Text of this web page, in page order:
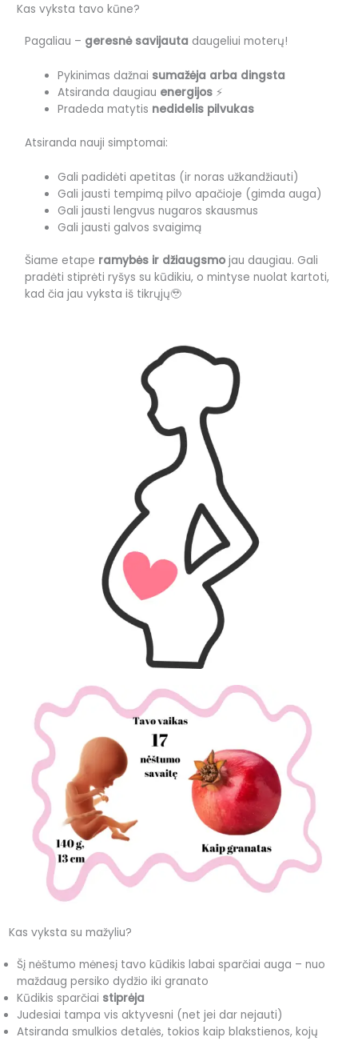
Kas vyksta tavo kūne?
Pagaliau – geresnė savijauta daugeliui moterų!
Pykinimas dažnai sumažėja arba dingsta
Atsiranda daugiau energijos ⚡
Pradeda matytis nedidelis pilvukas
Atsiranda nauji simptomai:
Gali padidėti apetitas (ir noras užkandžiauti)
Gali jausti tempimą pilvo apačioje (gimda auga)
Gali jausti lengvus nugaros skausmus
Gali jausti galvos svaigimą
Šiame etape ramybės ir džiaugsmo jau daugiau. Gali
pradėti stiprėti ryšys su kūdikiu, o mintyse nuolat kartoti,
kad čia jau vyksta iš tikrųjų🥹
Kas vyksta su mažyliu?
Šį nėštumo mėnesį tavo kūdikis labai sparčiai auga – nuo
maždaug persiko dydžio iki granato
Kūdikis sparčiai stiprėja
Judesiai tampa vis aktyvesni (net jei dar nejauti)
Atsiranda smulkios detalės, tokios kaip blakstienos, kojų